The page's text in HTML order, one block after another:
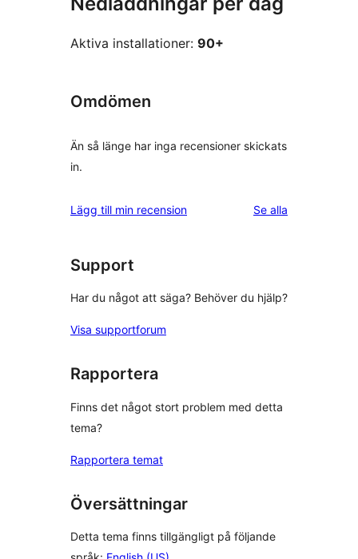
Aktiva installationer: 90+
Omdömen
Än så länge har inga recensioner skickats
in.
Lägg till min recension Se alla
Support
Har du något att säga? Behöver du hjälp?
Visa supportforum
Rapportera
Finns det något stort problem med detta
tema?
Rapportera temat
Översättningar
Detta tema finns tillgängligt på följande